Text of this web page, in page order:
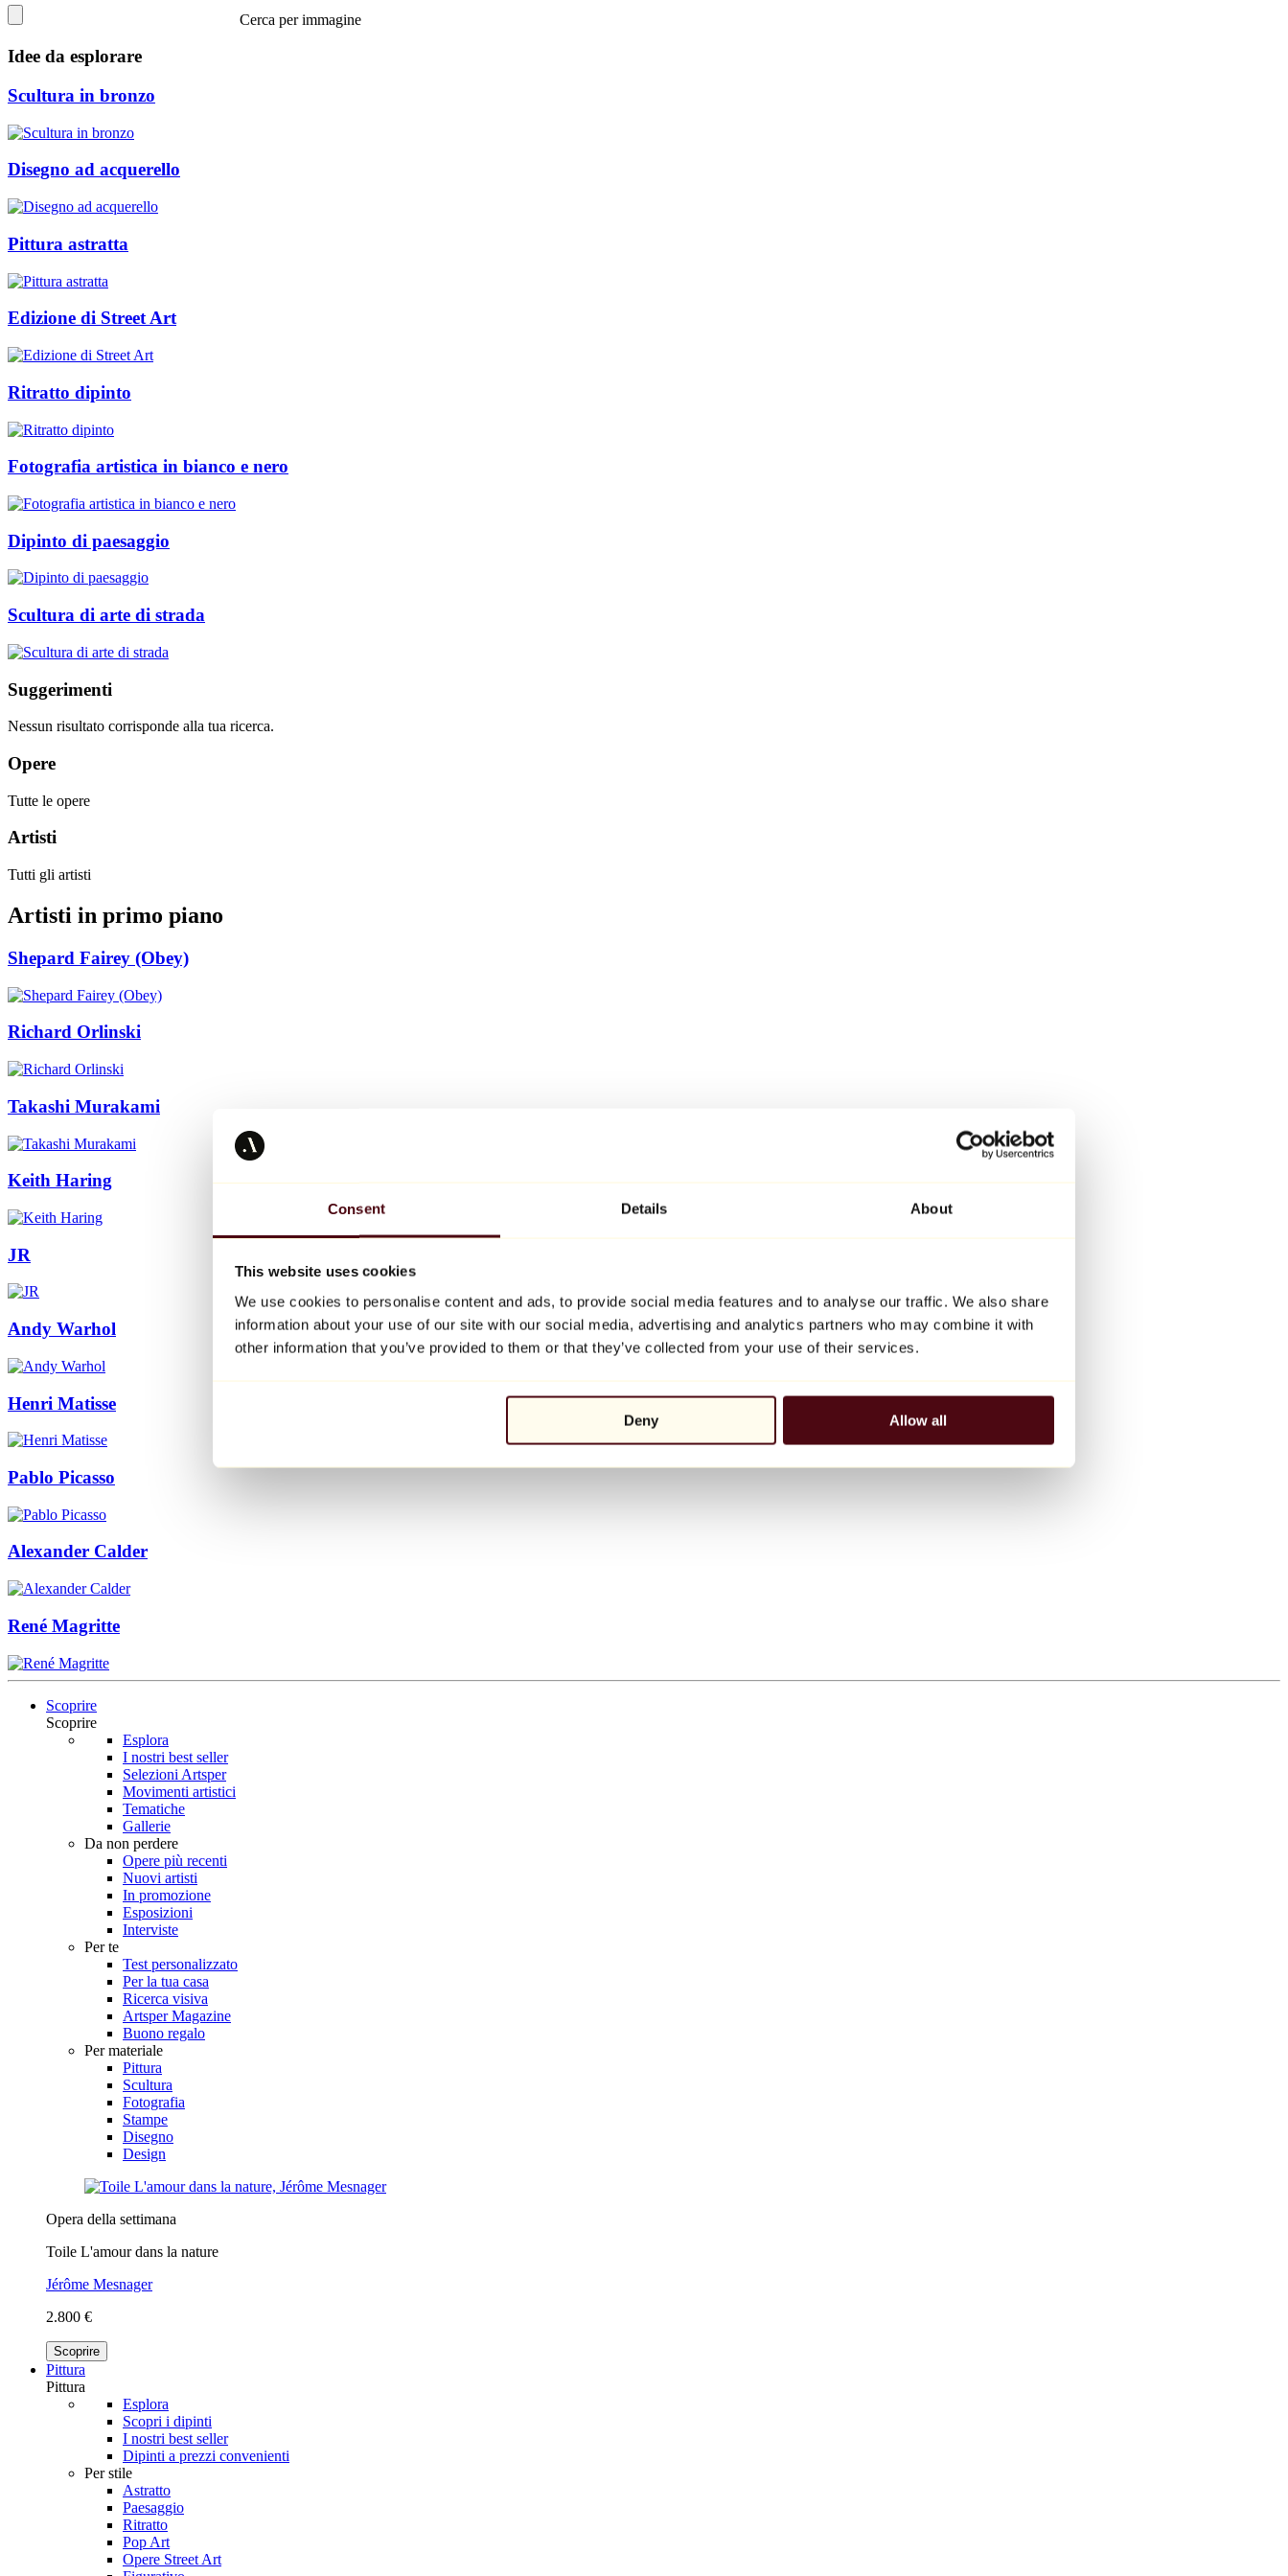
Consent Details About
This website uses cookies
We use cookies to personalise content and ads, to provide social media features and to analyse our traffic. We also share
information about your use of our site with our social media, advertising and analytics partners who may combine it with
other information that you’ve provided to them or that they’ve collected from your use of their services.
Deny Allow all
Cerca per immagine
Idee da esplorare
Scultura in bronzo
Disegno ad acquerello
Pittura astratta
Edizione di Street Art
Ritratto dipinto
Fotografia artistica in bianco e nero
Dipinto di paesaggio
Scultura di arte di strada
Suggerimenti
Nessun risultato corrisponde alla tua ricerca.
Opere
Tutte le opere
Artisti
Tutti gli artisti
Artisti in primo piano
Shepard Fairey (Obey)
Richard Orlinski
Takashi Murakami
Keith Haring
JR
Andy Warhol
Henri Matisse
Pablo Picasso
Alexander Calder
René Magritte
Scoprire
Scoprire
Esplora
I nostri best seller
Selezioni Artsper
Movimenti artistici
Tematiche
Gallerie
Da non perdere
Opere più recenti
Nuovi artisti
In promozione
Esposizioni
Interviste
Per te
Test personalizzato
Per la tua casa
Ricerca visiva
Artsper Magazine
Buono regalo
Per materiale
Pittura
Scultura
Fotografia
Stampe
Disegno
Design
Opera della settimana
Toile L'amour dans la nature
Jérôme Mesnager
2.800 €
Scoprire
Pittura
Pittura
Esplora
Scopri i dipinti
I nostri best seller
Dipinti a prezzi convenienti
Per stile
Astratto
Paesaggio
Ritratto
Pop Art
Opere Street Art